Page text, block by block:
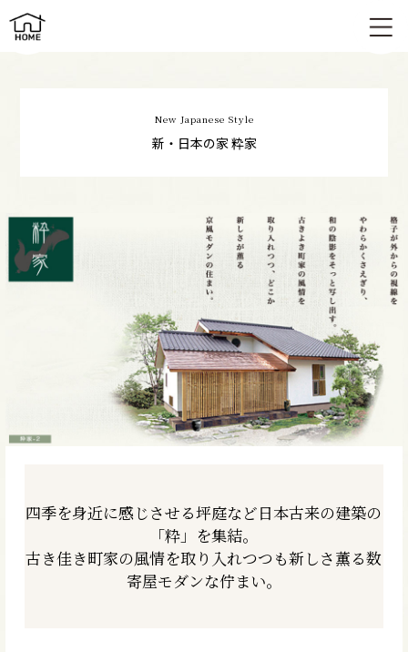
新・日本の家 | 粋家（すいや）
New Japanese Style
新・日本の家 粋家
四季を身近に感じさせる坪庭など日本古来の建築の
「粋」を集結。
古き佳き町家の風情を取り入れつつも新しさ薫る数
寄屋モダンな佇まい。